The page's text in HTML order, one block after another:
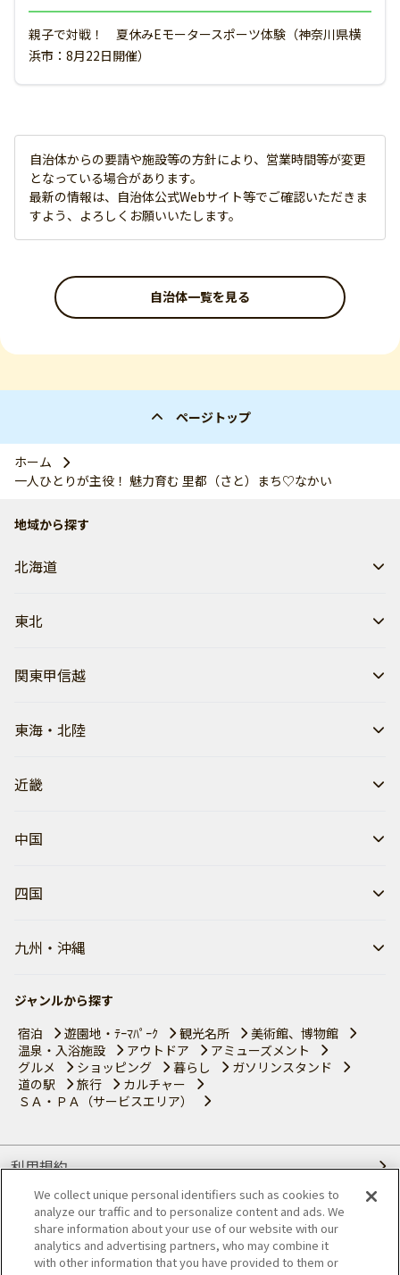
親子で対戦！ 夏休みEモータースポーツ体験（神奈川県横
浜市：8月22日開催）
自治体からの要請や施設等の方針により、営業時間等が変更
となっている場合があります。
最新の情報は、自治体公式Webサイト等でご確認いただきま
すよう、よろしくお願いいたします。
自治体一覧を見る
ページトップ
ホーム
一人ひとりが主役！ 魅力育む 里都（さと）まち♡なかい
地域から探す
北海道
東北
関東甲信越
東海・北陸
近畿
中国
四国
九州・沖縄
ジャンルから探す
宿泊
遊園地・ﾃｰﾏﾊﾟｰｸ 観光名所
美術館、博物館
温泉・入浴施設
アウトドア
アミューズメント
グルメ
ショッピング 暮らし
ガソリンスタンド
道の駅
旅行
カルチャー
ＳＡ・ＰＡ（サービスエリア）
利用規約
個人情報の取り扱いについて
会員優待サービスの提携をご検討の方へ
We collect unique personal identifiers such as cookies to
analyze our traffic and to personalize content and ads. We
share information about your use of our website with our
analytics and advertising partners, who may combine it
with other information that you have provided to them or